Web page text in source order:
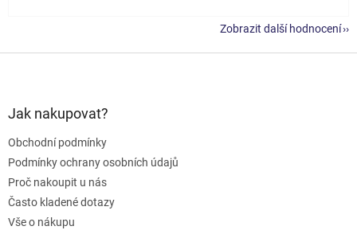
Zobrazit další hodnocení
Jak nakupovat?
Obchodní podmínky
Podmínky ochrany osobních údajů
Proč nakoupit u nás
Často kladené dotazy
Vše o nákupu